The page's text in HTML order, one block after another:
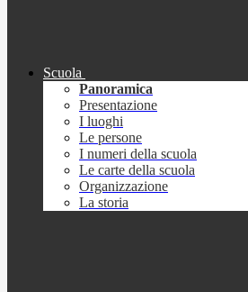
Scuola
Panoramica
Presentazione
I luoghi
Le persone
I numeri della scuola
Le carte della scuola
Organizzazione
La storia